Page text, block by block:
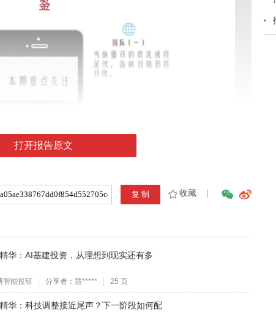
打开报告原文
收藏 |
华：AI基建投资，从理想到现实还有多
智能投研 分享者：慧***** 25 页
华：科技调整接近尾声？下一阶段如何配